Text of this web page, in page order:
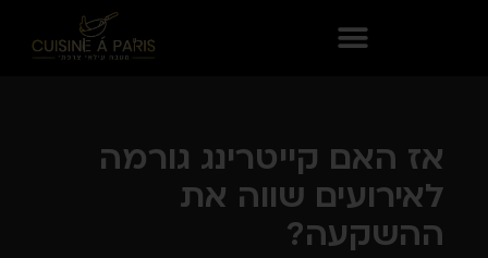
אז האם קייטרינג גורמה
לאירועים שווה את
ההשקעה?